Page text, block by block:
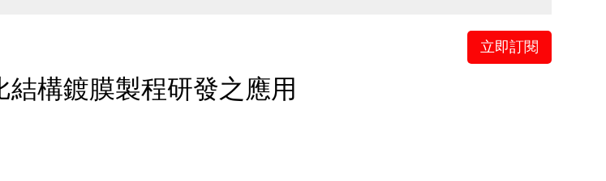
立即訂閱
構鍍膜製程研發之應用